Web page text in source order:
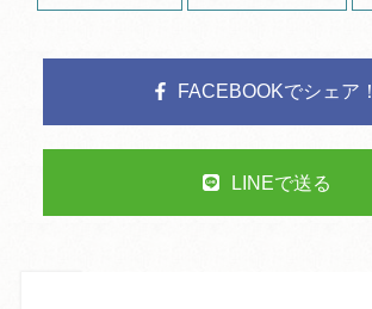
FACEBOOKでシェア！
LINEで送る